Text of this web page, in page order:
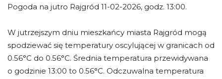
Pogoda na jutro Rajgród 11-02-2026, godz. 13:00.
W jutrzejszym dniu mieszkańcy miasta Rajgród mogą
spodziewać się temperatury oscylującej w granicach od
0.56°C do 0.56°C. Średnia temperatura przewidywana
o godzinie 13:00 to 0.56°C. Odczuwalna temperatura